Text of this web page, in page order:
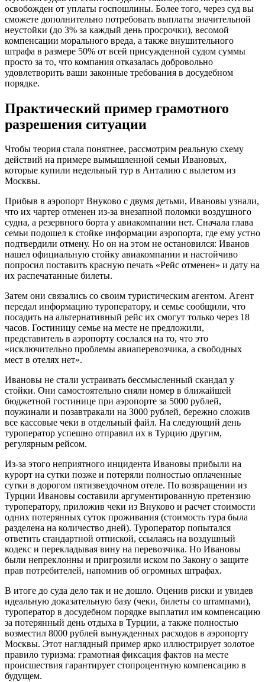
освобожден от уплаты госпошлины. Более того, через суд вы
сможете дополнительно потребовать выплаты значительной
неустойки (до 3% за каждый день просрочки), весомой
компенсации морального вреда, а также внушительного
штрафа в размере 50% от всей присужденной судом суммы
просто за то, что компания отказалась добровольно
удовлетворить ваши законные требования в досудебном
порядке.
Практический пример грамотного
разрешения ситуации
Чтобы теория стала понятнее, рассмотрим реальную схему
действий на примере вымышленной семьи Ивановых,
которые купили недельный тур в Анталию с вылетом из
Москвы.
Прибыв в аэропорт Внуково с двумя детьми, Ивановы узнали,
что их чартер отменен из-за внезапной поломки воздушного
судна, а резервного борта у авиакомпании нет. Сначала глава
семьи подошел к стойке информации аэропорта, где ему устно
подтвердили отмену. Но он на этом не остановился: Иванов
нашел официальную стойку авиакомпании и настойчиво
попросил поставить красную печать «Рейс отменен» и дату на
их распечатанные билеты.
Затем они связались со своим туристическим агентом. Агент
передал информацию туроператору, и семье сообщили, что
посадить на альтернативный рейс их смогут только через 18
часов. Гостиницу семье на месте не предложили,
представитель в аэропорту сослался на то, что это
«исключительно проблемы авиаперевозчика, а свободных
мест в отелях нет».
Ивановы не стали устраивать бессмысленный скандал у
стойки. Они самостоятельно сняли номер в ближайшей
бюджетной гостинице при аэропорте за 5000 рублей,
поужинали и позавтракали на 3000 рублей, бережно сложив
все кассовые чеки в отдельный файл. На следующий день
туроператор успешно отправил их в Турцию другим,
регулярным рейсом.
Из-за этого неприятного инцидента Ивановы прибыли на
курорт на сутки позже и потеряли полностью оплаченные
сутки в дорогом пятизвездочном отеле. По возвращении из
Турции Ивановы составили аргументированную претензию
туроператору, приложив чеки из Внуково и расчет стоимости
одних потерянных суток проживания (стоимость тура была
разделена на количество дней). Туроператор попытался
ответить стандартной отпиской, ссылаясь на воздушный
кодекс и перекладывая вину на перевозчика. Но Ивановы
были непреклонны и пригрозили иском по Закону о защите
прав потребителей, напомнив об огромных штрафах.
В итоге до суда дело так и не дошло. Оценив риски и увидев
идеальную доказательную базу (чеки, билеты со штампами),
туроператор в досудебном порядке выплатил им компенсацию
за потерянный день отдыха в Турции, а также полностью
возместил 8000 рублей вынужденных расходов в аэропорту
Москвы. Этот наглядный пример ярко иллюстрирует золотое
правило туризма: грамотная фиксация фактов на месте
происшествия гарантирует стопроцентную компенсацию в
будущем.